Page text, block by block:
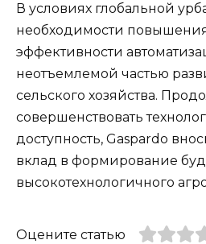
В условиях глобальной
необходимости
эффективности
неотъемлемой частью
сельского хозяйства.
совершенствовать
доступность, Gaspardo
вклад в формирование
высокотехнологичного
Оцените статью